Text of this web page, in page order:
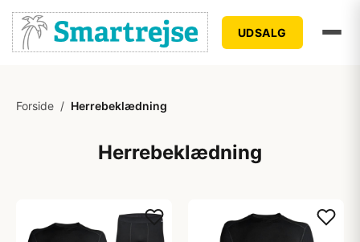
UDSALG
Forside / Herrebeklædning
Herrebeklædning